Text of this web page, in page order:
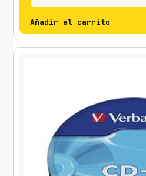
Añadir al carrito